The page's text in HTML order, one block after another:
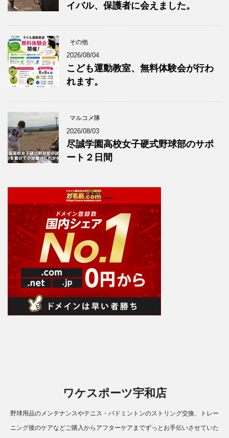
イバル、保護者に会えました。
その他
2026/08/04
こども運動教室、無料体験会が行わ
れます。
マルコメ隊
2026/08/03
尽誠学園高校女子硬式野球部のサポ
ート２日間
ワケスポーツ宇和店
野球用品のメンテナンスやテニス・バドミントンのストリング交換、トレー
ニング後のケアなどご購入からアフターケアまでずっとお手伝いさせていた